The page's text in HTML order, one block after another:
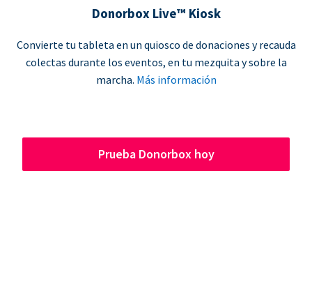
Donorbox Live™ Kiosk
Convierte tu tableta en un quiosco de donaciones y recauda
colectas durante los eventos, en tu mezquita y sobre la
marcha. Más información
Prueba Donorbox hoy